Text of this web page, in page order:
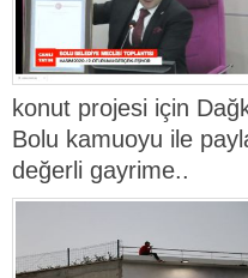
konut projesi için
Bolu kamuoyu ile
değerli gayrime..